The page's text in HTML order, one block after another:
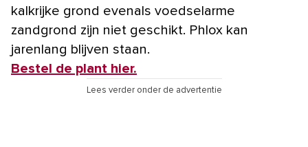
kalkrijke grond evenals voedselarme
zandgrond zijn niet geschikt. Phlox kan
jarenlang blijven staan.
Bestel de plant hier.
Lees verder onder de advertentie